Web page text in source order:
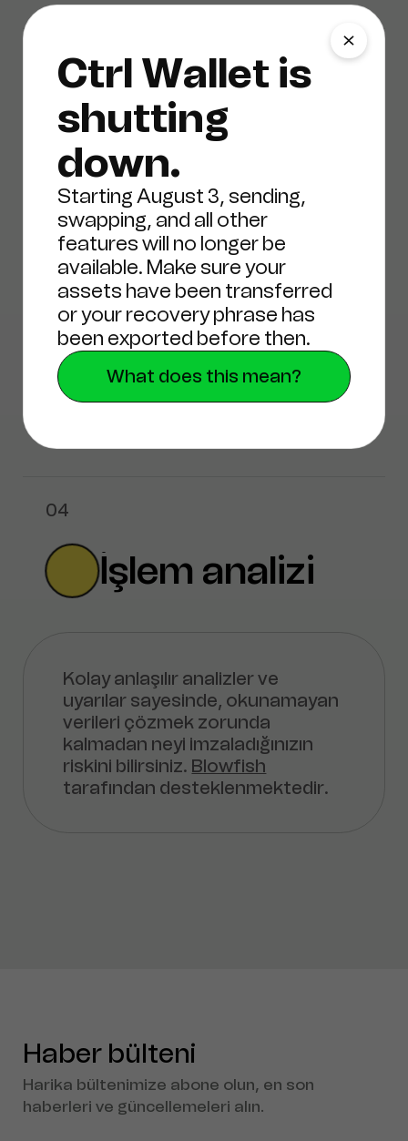
Ctrl Wallet is
shutting
down.
Starting August 3, sending,
swapping, and all other
features will no longer be
available. Make sure your
assets have been transferred
or your recovery phrase has
been exported before then.
What does this mean?
03
İşlem
simülasyonu
dApp işleminizin tam olarak ne
yapacağını anlayın ve
varlıklarınızı beklenmedik bir
şekilde kaybetmeyeceğinizden
emin olun.Tenderlytarafından
desteklenmektedir.
04
İşlem analizi
Kolay anlaşılır analizler ve
uyarılar sayesinde, okunamayan
verileri çözmek zorunda
kalmadan neyi imzaladığınızın
riskini bilirsiniz. Blowfish
tarafından desteklenmektedir.
Haber bülteni
Harika bültenimize abone olun, en son
haberleri ve güncellemeleri alın.